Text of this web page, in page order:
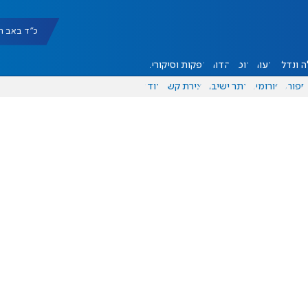
כ"ד באב תשפ"ו
ונדל"ן דעות אוכל יהדות הפקות וסיקורים
ספורט פורומים אתר ישיבה יצירת קשר עוד